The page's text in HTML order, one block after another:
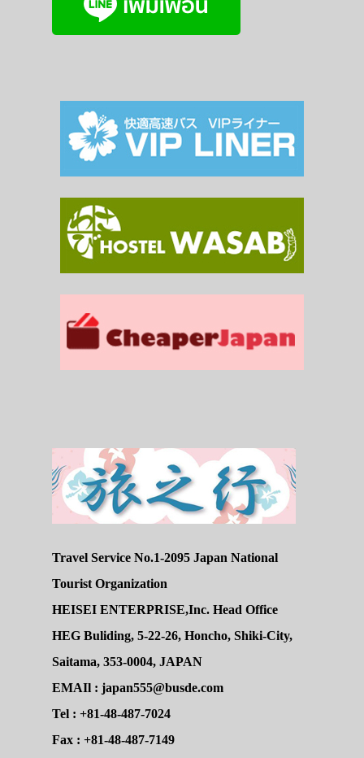
Travel Service No.1-2095 Japan National
Tourist Organization
HEISEI ENTERPRISE,Inc. Head Office
HEG Buliding, 5-22-26, Honcho, Shiki-City,
Saitama, 353-0004, JAPAN
EMAIl : japan555@busde.com
Tel : +81-48-487-7024
Fax : +81-48-487-7149